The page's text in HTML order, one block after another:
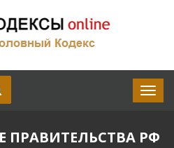
ПРАВИТЕЛЬСТВА РФ